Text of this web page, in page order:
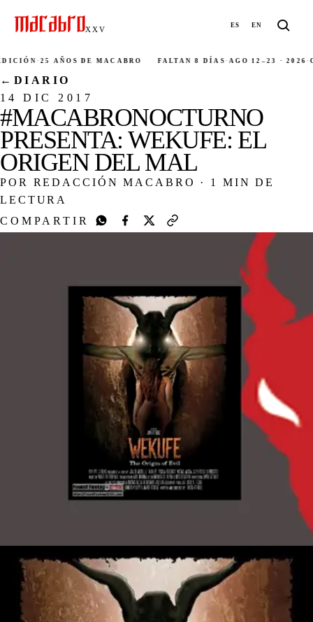
XXV ES EN
·25 AÑOS DE MACABRO FALTAN 8 DÍAS·AGO 12–23 · 2026·
← DIARIO
14 DIC 2017
#MACABRONOCTURNO
PRESENTA: WEKUFE: EL
ORIGEN DEL MAL
POR REDACCIÓN MACABRO ·
1 MIN DE
LECTURA
COMPARTIR